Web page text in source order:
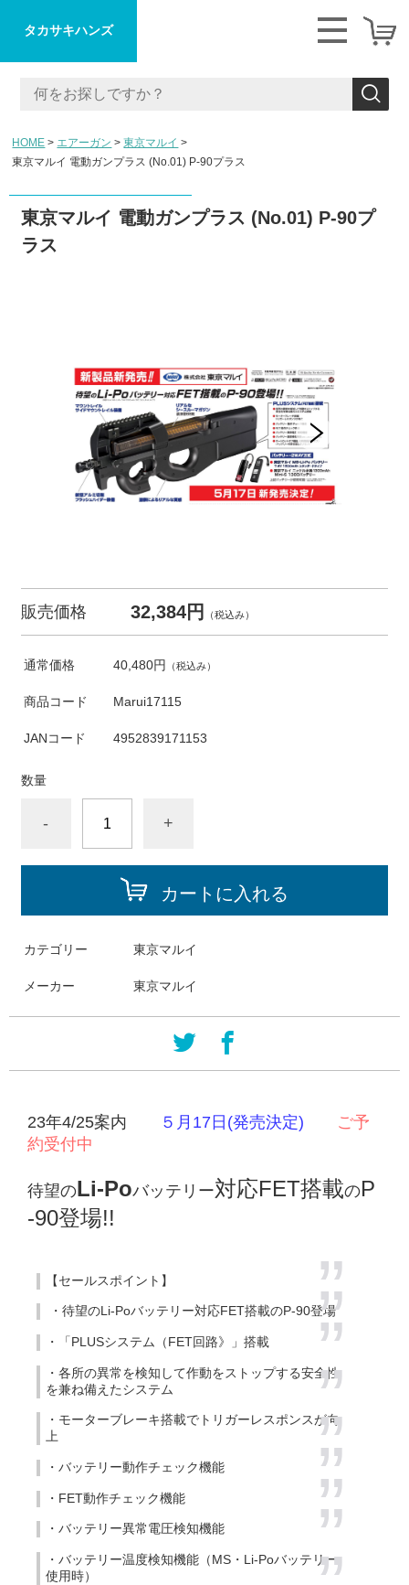
タカサキハンズ
HOME エアーガン
東京マルイ
東京マルイ 電動ガンプラス (No.01) P-90プラス
東京マルイ 電動ガンプラス (No.01) P-90プ
ラス
販売価格 32,384円 （税込み）
通常価格 40,480円 （税込み）
商品コード Marui17115
JANコード 4952839171153
数量
- +
カートに入れる
カテゴリー 東京マルイ
メーカー 東京マルイ
23年4/25案内 ５月17日(発売決定)
ご予
約受付中
待望のLi-Poバッテリー対応FET搭載のP
-90登場!!
【セールスポイント】
・待望のLi-Poバッテリー対応FET搭載のP-90登場
・「PLUSシステム（FET回路》」搭載
・各所の異常を検知して作動をストップする安全性
を兼ね備えたシステム
・モーターブレーキ搭載でトリガーレスポンスが向
上
・バッテリー動作チェック機能
・FET動作チェック機能
・バッテリー異常電圧検知機能
・バッテリー温度検知機能（MS・Li-Poバッテリー
使用時）